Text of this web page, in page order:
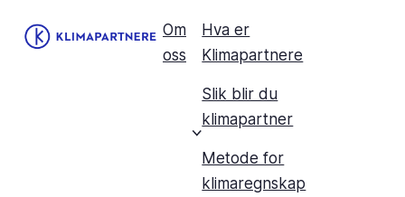
Om
oss
Hva er
Klimapartnere
Slik blir du
klimapartner
Metode for
klimaregnskap